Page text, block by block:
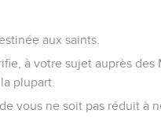
aux saints.
à votre sujet auprès des
plupart.
vous ne soit pas réduit à